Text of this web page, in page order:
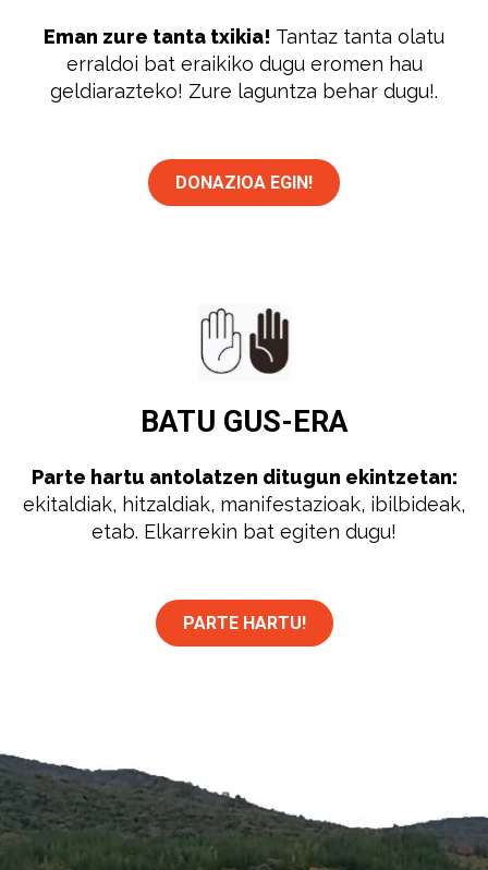
Eman zure tanta txikia! Tantaz tanta olatu
erraldoi bat eraikiko dugu eromen hau
geldiarazteko! Zure laguntza behar dugu!.
DONAZIOA EGIN!
BATU GUS-ERA
Parte hartu antolatzen ditugun ekintzetan:
ekitaldiak, hitzaldiak, manifestazioak, ibilbideak,
etab. Elkarrekin bat egiten dugu!
PARTE HARTU!